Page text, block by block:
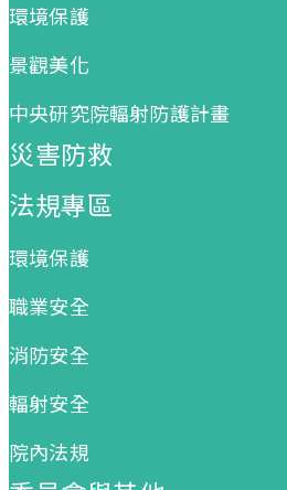
環境保護
景觀美化
中央研究院輻射防護計畫
災害防救
法規專區
環境保護
職業安全
消防安全
輻射安全
院內法規